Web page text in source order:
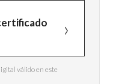
válido en este